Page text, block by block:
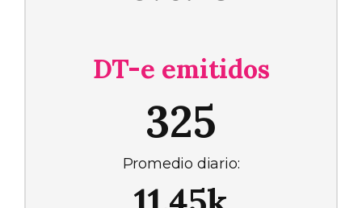
DT-e emitidos
325
Promedio diario: